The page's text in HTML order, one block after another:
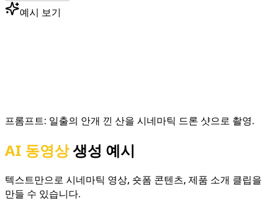
예시 보기
프롬프트: 일출의 안개 낀 산을 시네마틱 드론 샷으로 촬영.
AI 동영상생성 예시
텍스트만으로 시네마틱 영상, 숏폼 콘텐츠, 제품 소개 클립을
만들 수 있습니다.